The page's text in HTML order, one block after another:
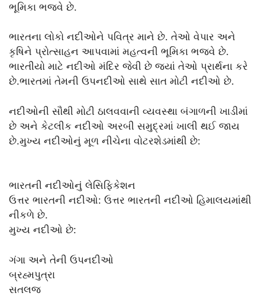
ભૂમિકા ભજવે છે.
ભારતના લોકો નદીઓને પવિત્ર માને છે. તેઓ વેપાર અને
કૃષિને પ્રોત્સાહન આપવામાં મહત્વની ભૂમિકા ભજવે છે.
ભારતીયો માટે નદીઓ મંદિર જેવી છે જ્યાં તેઓ પ્રાર્થના કરે
છે.ભારતમાં તેમની ઉપનદીઓ સાથે સાત મોટી નદીઓ છે.
નદીઓની સૌથી મોટી ઠાલવવાની વ્યવસ્થા બંગાળની ખાડીમાં
છે અને કેટલીક નદીઓ અરબી સમુદ્રમાં ખાલી થઈ જાય
છે.મુખ્ય નદીઓનું મૂળ નીચેના વોટરશેડમાંથી છે:
ભારતની નદીઓનું લેસિફિકેશન
ઉત્તર ભારતની નદીઓ: ઉત્તર ભારતની નદીઓ હિમાલયમાંથી
નીકળે છે.
મુખ્ય નદીઓ છે:
ગંગા અને તેની ઉપનદીઓ
બ્રહ્મપુત્રા
સતલજ